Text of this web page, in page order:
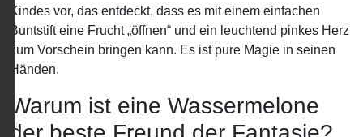
Kindes vor, das entdeckt, dass es mit einem einfachen
Buntstift eine Frucht „öffnen“ und ein leuchtend pinkes Herz
zum Vorschein bringen kann. Es ist pure Magie in seinen
Händen.
Warum ist eine Wassermelone